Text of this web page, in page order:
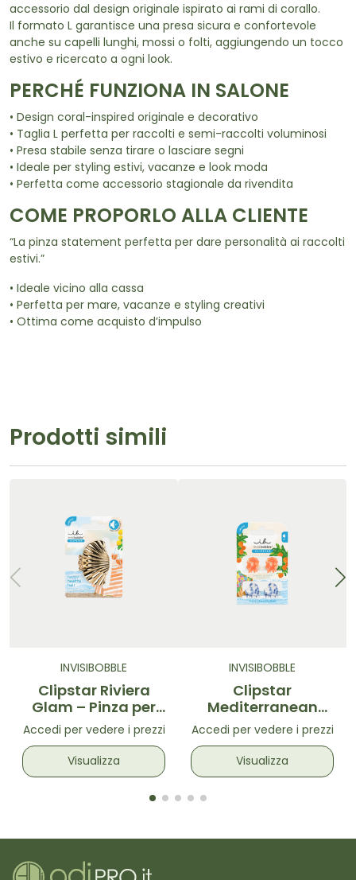
accessorio dal design originale ispirato ai rami di corallo.
Il formato L garantisce una presa sicura e confortevole
anche su capelli lunghi, mossi o folti, aggiungendo un tocco
estivo e ricercato a ogni look.
PERCHÉ FUNZIONA IN SALONE
• Design coral-inspired originale e decorativo
• Taglia L perfetta per raccolti e semi-raccolti voluminosi
• Presa stabile senza tirare o lasciare segni
• Ideale per styling estivi, vacanze e look moda
• Perfetta come accessorio stagionale da rivendita
COME PROPORLO ALLA CLIENTE
“La pinza statement perfetta per dare personalità ai raccolti
estivi.”
• Ideale vicino alla cassa
• Perfetta per mare, vacanze e styling creativi
• Ottima come acquisto d’impulso
Prodotti simili
INVISIBOBBLE
Clipstar Riviera
Glam – Pinza per
capelli Conchiglia
taglia M
Accedi per vedere i prezzi
Visualizza
INVISIBOBBLE
Clipstar
Mediterranean
Minis– Mini pinze
per capelli 4 pz
Accedi per vedere i prezzi
Visualizza